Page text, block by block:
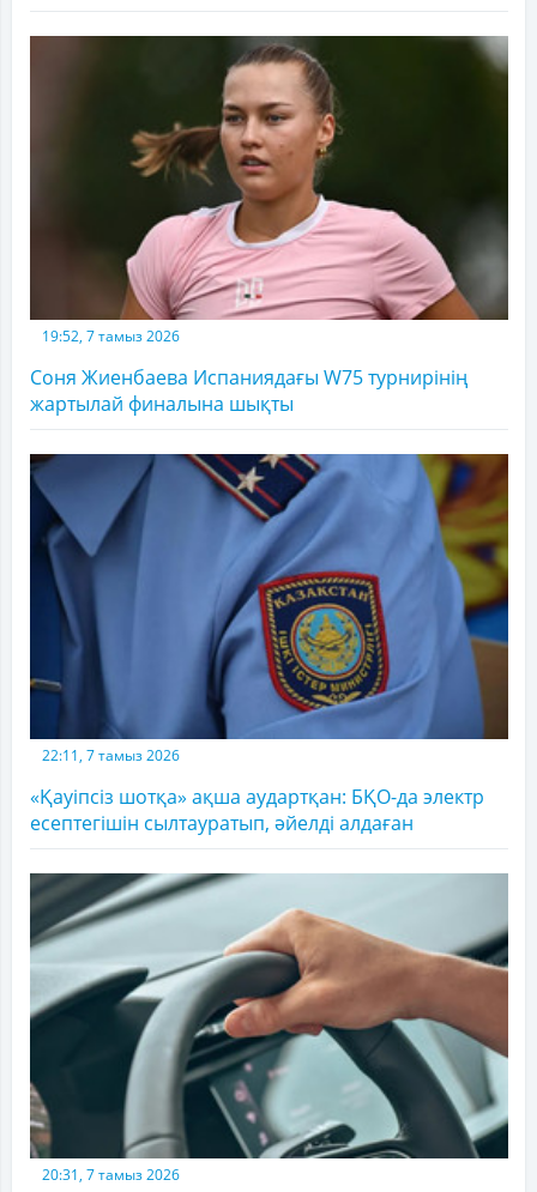
19:52, 7 тамыз 2026
Соня Жиенбаева Испаниядағы W75 турнирінің
жартылай финалына шықты
22:11, 7 тамыз 2026
«Қауіпсіз шотқа» ақша аудартқан: БҚО-да электр
есептегішін сылтауратып, әйелді алдаған
20:31, 7 тамыз 2026